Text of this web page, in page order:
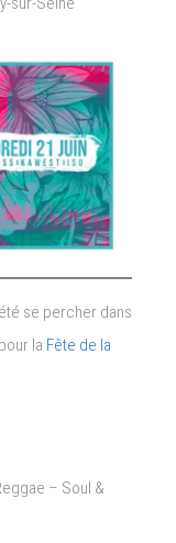
se percher dans
pour la Fête de la
– Soul &